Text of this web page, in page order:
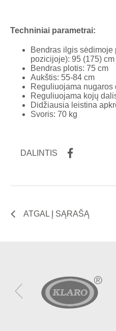
Techniniai parametrai:
Bendras ilgis
pozicijoje): 95 (175) cm
Bendras plotis: 75 cm
Aukštis: 55-84 cm
Reguliuojama nugaros
Reguliuojama kojų
Didžiausia leistina
Svoris: 70 kg
DALINTIS
ATGAL Į SĄRAŠĄ